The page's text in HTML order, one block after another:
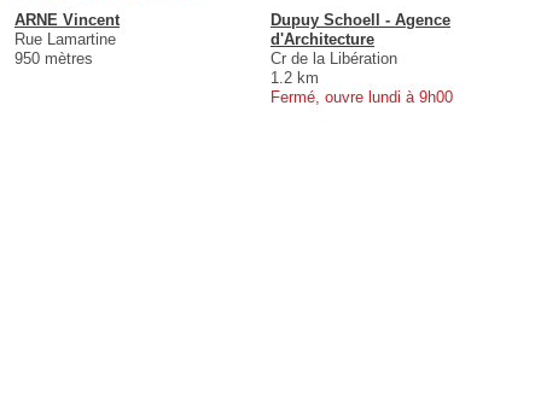
ARNE Vincent
Rue Lamartine
950 mètres
Dupuy Schoell - Agence
d'Architecture
Cr de la Libération
1.2 km
Fermé, ouvre lundi à 9h00